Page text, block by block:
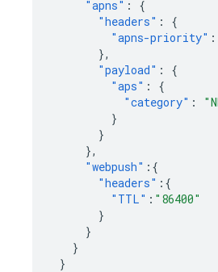
"apns" :
{
"headers" :
{
"apns-priority" :
},
"payload" :
{
"aps" :
{
"category" :
}
}
},
"webpush" :{
"headers" :{
"TTL" : "86400"
}
}
}
}